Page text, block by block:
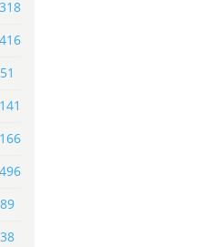
318
416
51
141
166
496
89
38